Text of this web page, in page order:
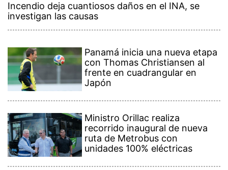
Incendio deja cuantiosos daños en el INA, se
investigan las causas
Panamá inicia una nueva etapa
con Thomas Christiansen al
frente en cuadrangular en
Japón
Ministro Orillac realiza
recorrido inaugural de nueva
ruta de Metrobus con
unidades 100% eléctricas